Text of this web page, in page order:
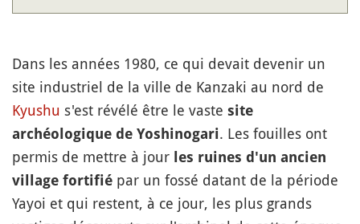
Dans les années 1980, ce qui devait devenir un
site industriel de la ville de Kanzaki au nord de
Kyushu s'est révélé être le vaste site
archéologique de Yoshinogari. Les fouilles ont
permis de mettre à jour les ruines d'un ancien
village fortifié par un fossé datant de la période
Yayoi et qui restent, à ce jour, les plus grands